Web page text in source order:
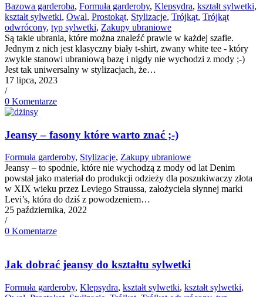
Bazowa garderoba, Formuła garderoby, Klepsydra, kształt sylwetki,
kształt sylwetki, Owal, Prostokąt, Stylizacje, Trójkąt, Trójkąt
odwrócony, typ sylwetki, Zakupy ubraniowe
Są takie ubrania, które można znaleźć prawie w każdej szafie.
Jednym z nich jest klasyczny biały t-shirt, zwany white tee - który
zwykle stanowi ubraniową bazę i nigdy nie wychodzi z mody ;-)
Jest tak uniwersalny w stylizacjach, że…
17 lipca, 2023
/
0 Komentarze
Jeansy – fasony które warto znać ;-)
Formuła garderoby, Stylizacje, Zakupy ubraniowe
Jeansy – to spodnie, które nie wychodzą z mody od lat Denim
powstał jako materiał do produkcji odzieży dla poszukiwaczy złota
w XIX wieku przez Leviego Straussa, założyciela słynnej marki
Levi’s, która do dziś z powodzeniem…
25 października, 2022
/
0 Komentarze
Jak dobrać jeansy do kształtu sylwetki
Formuła garderoby, Klepsydra, kształt sylwetki, kształt sylwetki,